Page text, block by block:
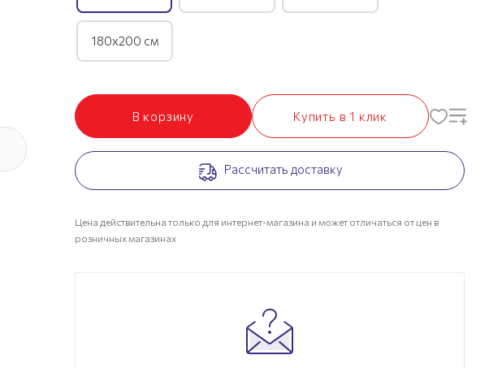
180х200 см
В корзину Купить в 1 клик
Рассчитать доставку
Цена действительна только для интернет-магазина и может отличаться от цен в
розничных магазинах